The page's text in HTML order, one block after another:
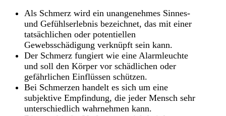
Als Schmerz wird ein unangenehmes Sinnes-
und Gefühlserlebnis bezeichnet, das mit einer
tatsächlichen oder potentiellen
Gewebsschädigung verknüpft sein kann.
Der Schmerz fungiert wie eine Alarmleuchte
und soll den Körper vor schädlichen oder
gefährlichen Einflüssen schützen.
Bei Schmerzen handelt es sich um eine
subjektive Empfindung, die jeder Mensch sehr
unterschiedlich wahrnehmen kann.